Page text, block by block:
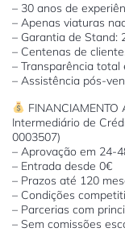
– 30 anos de
– Apenas viaturas
– Garantia de Stand:
– Centenas de
– Transparência total
– Assistência pós-
FINANCIAMENTO
Intermediário de
0003507)
– Aprovação em 24-
– Entrada desde 0€
– Prazos até 120
– Condições
– Parcerias com
– Sem comissões